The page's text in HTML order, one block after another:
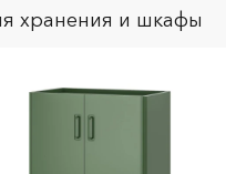
хранения и шкафы